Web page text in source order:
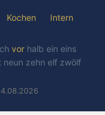
Kochen Intern
vor halb ein eins
neun zehn elf zwölf